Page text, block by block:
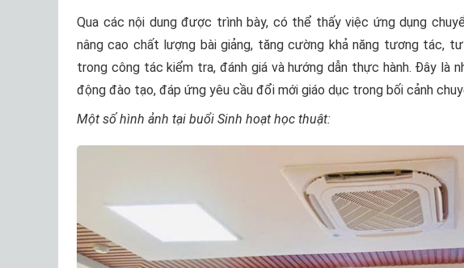
Qua các nội dung được trình bày, có thể thấy việc ứng dụng
nâng cao chất lượng bài giảng, tăng cường khả năng tương tác,
trong công tác kiểm tra, đánh giá và hướng dẫn thực hành. Đây là
động đào tạo, đáp ứng yêu cầu đổi mới giáo dục trong bối cảnh
Một số hình ảnh tại buổi Sinh hoạt học thuật: